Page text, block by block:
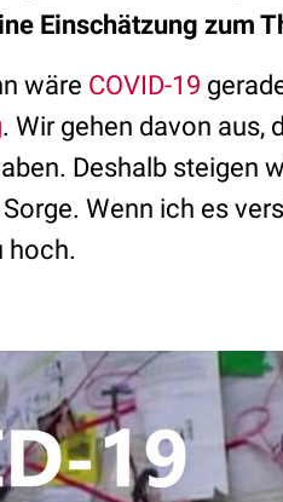
Einschätzung zum
wäre COVID-19
. Wir gehen davon aus,
Deshalb steigen
Wenn ich es
hoch.